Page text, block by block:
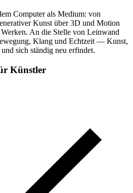
Computer als Medium: von
Kunst über 3D und Motion
An die Stelle von Leinwand
Klang und Echtzeit — Kunst,
sich ständig neu erfindet.
Künstler